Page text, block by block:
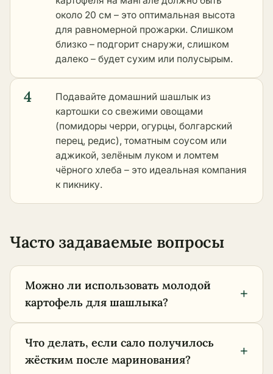
около 20 см – это оптимальная высота
для равномерной прожарки. Слишком
близко – подгорит снаружи, слишком
далеко – будет сухим или полусырым.
4
Подавайте домашний шашлык из
картошки со свежими овощами
(помидоры черри, огурцы, болгарский
перец, редис), томатным соусом или
аджикой, зелёным луком и ломтем
чёрного хлеба – это идеальная компания
к пикнику.
Часто задаваемые вопросы
Можно ли использовать молодой
картофель для шашлыка?
+
Что делать, если сало получилось
жёстким после маринования?
+